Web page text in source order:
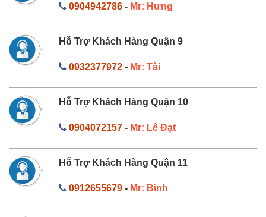
0904942786- Mr: Hưng
Hỗ Trợ Khách Hàng Quận 9
0932377972- Mr: Tài
Hỗ Trợ Khách Hàng Quận 10
0904072157- Mr: Lê Đạt
Hỗ Trợ Khách Hàng Quận 11
0912655679- Mr: Bình